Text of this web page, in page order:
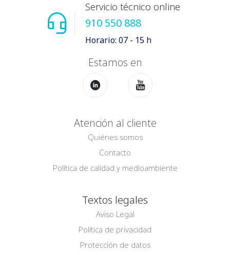
Servicio técnico online
910 550 888
Horario: 07 - 15 h
Estamos en
Atención al cliente
Quiénes somos
Contacto
Política de calidad y medioambiente
Textos legales
Aviso Legal
Política de privacidad
Protección de datos